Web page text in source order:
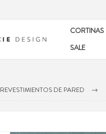
CORTINAS
SALE
REVESTIMIENTOS DE PARED